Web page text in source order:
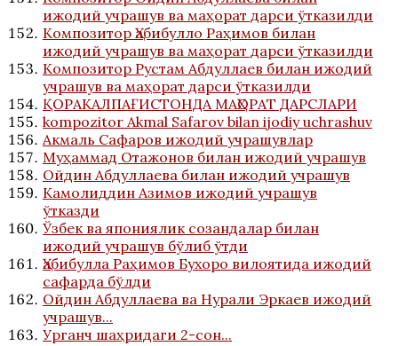
ижодий учрашув ва маҳорат дарси ўтказилди
Композитор Ҳабибулло Раҳимов билан
ижодий учрашув ва маҳорат дарси ўтказилди
Композитор Рустам Абдуллаев билан ижодий
учрашув ва маҳорат дарси ўтказилди
ҚОРАКАЛПАҒИСТОНДА МАҲОРАТ ДАРСЛАРИ
kompozitor Akmal Safarov bilan ijodiy uchrashuv
Акмаль Сафаров ижодий учрашувлар
Муҳаммад Отажонов билан ижодий учрашув
Ойдин Абдуллаева билан ижодий учрашув
Камолиддин Азимов ижодий учрашув
ўтказди
Ўзбек ва япониялик созандалар билан
ижодий учрашув бўлиб ўтди
Ҳабибулла Раҳимов Бухоро вилоятида ижодий
сафарда бўлди
Ойдин Абдуллаева ва Нурали Эркаев ижодий
учрашув...
Урганч шаҳридаги 2-сон...